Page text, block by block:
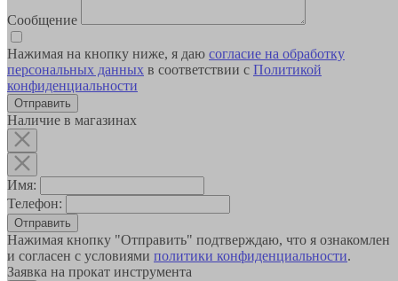
Сообщение
Нажимая на кнопку ниже, я даю согласие на обработку
персональных данных в соответствии с Политикой
конфиденциальности
Наличие в магазинах
Имя:
Телефон:
Отправить
Нажимая кнопку "Отправить" подтверждаю, что я ознакомлен
и согласен с условиями политики конфиденциальности.
Заявка на прокат инструмента